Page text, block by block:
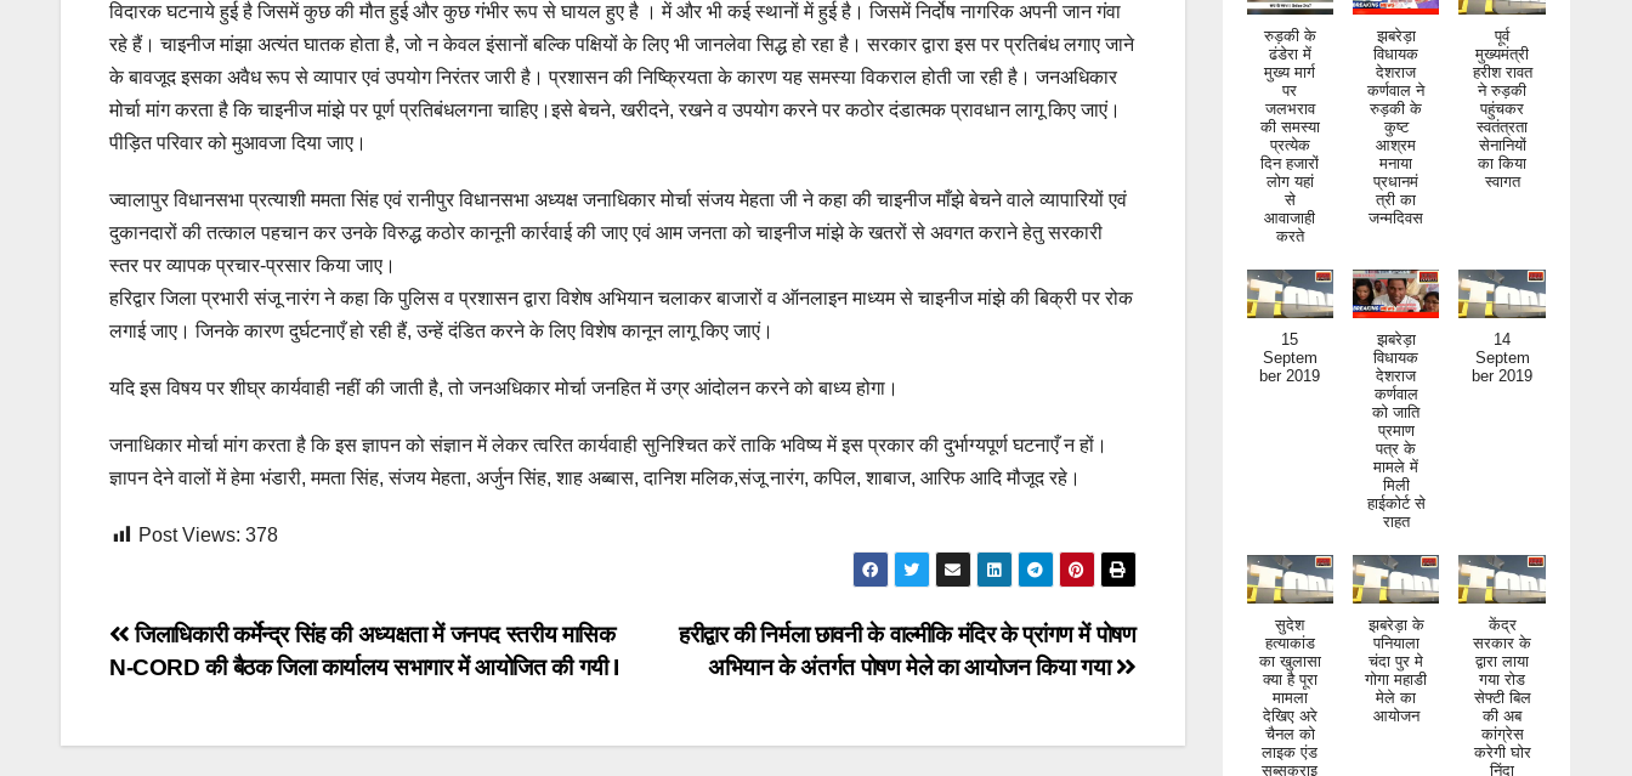
विदारक घटनाये हुई है जिसमें कुछ की मौत हुई और कुछ गंभीर रूप से घायल हुए है । में और भी कई स्थानों में हुई है। जिसमें निर्दोष नागरिक अपनी जान गंवा
रहे हैं। चाइनीज मांझा अत्यंत घातक होता है, जो न केवल इंसानों बल्कि पक्षियों के लिए भी जानलेवा सिद्ध हो रहा है। सरकार द्वारा इस पर प्रतिबंध लगाए जाने
के बावजूद इसका अवैध रूप से व्यापार एवं उपयोग निरंतर जारी है। प्रशासन की निष्क्रियता के कारण यह समस्या विकराल होती जा रही है। जनअधिकार
मोर्चा मांग करता है कि चाइनीज मांझे पर पूर्ण प्रतिबंधलगना चाहिए।इसे बेचने, खरीदने, रखने व उपयोग करने पर कठोर दंडात्मक प्रावधान लागू किए जाएं।
पीड़ित परिवार को मुआवजा दिया जाए।
ज्वालापुर विधानसभा प्रत्याशी ममता सिंह एवं रानीपुर विधानसभा अध्यक्ष जनाधिकार मोर्चा संजय मेहता जी ने कहा की चाइनीज माँझे बेचने वाले व्यापारियों एवं
दुकानदारों की तत्काल पहचान कर उनके विरुद्ध कठोर कानूनी कार्रवाई की जाए एवं आम जनता को चाइनीज मांझे के खतरों से अवगत कराने हेतु सरकारी
स्तर पर व्यापक प्रचार-प्रसार किया जाए।
हरिद्वार जिला प्रभारी संजू नारंग ने कहा कि पुलिस व प्रशासन द्वारा विशेष अभियान चलाकर बाजारों व ऑनलाइन माध्यम से चाइनीज मांझे की बिक्री पर रोक
लगाई जाए। जिनके कारण दुर्घटनाएँ हो रही हैं, उन्हें दंडित करने के लिए विशेष कानून लागू किए जाएं।
यदि इस विषय पर शीघ्र कार्यवाही नहीं की जाती है, तो जनअधिकार मोर्चा जनहित में उग्र आंदोलन करने को बाध्य होगा।
जनाधिकार मोर्चा मांग करता है कि इस ज्ञापन को संज्ञान में लेकर त्वरित कार्यवाही सुनिश्चित करें ताकि भविष्य में इस प्रकार की दुर्भाग्यपूर्ण घटनाएँ न हों।
ज्ञापन देने वालों में हेमा भंडारी, ममता सिंह, संजय मेहता, अर्जुन सिंह, शाह अब्बास, दानिश मलिक,संजू नारंग, कपिल, शाबाज, आरिफ आदि मौजूद रहे।
Post Views: 378
Post
navigation
हरीद्वार की निर्मला छावनी के वाल्मीकि मंदिर के प्रांगण में पोषण
अभियान के अंतर्गत पोषण मेले का आयोजन किया गया
जिलाधिकारी कर्मेन्द्र सिंह की अध्यक्षता में जनपद स्तरीय मासिक
N-CORD की बैठक जिला कार्यालय सभागार में आयोजित की गयी I
रुड़की के
ढंडेरा में
मुख्य मार्ग
पर
जलभराव
की समस्या
प्रत्येक
दिन हजारों
लोग यहां
से
आवाजाही
करते
झबरेड़ा
विधायक
देशराज
कर्णवाल ने
रुड़की के
कुष्ट
आश्रम
मनाया
प्रधानमं
त्री का
जन्मदिवस
पूर्व
मुख्यमंत्री
हरीश रावत
ने रुड़की
पहुंचकर
स्वतंत्रता
सेनानियों
का किया
स्वागत
15
Septem
ber 2019
झबरेड़ा
विधायक
देशराज
कर्णवाल
को जाति
प्रमाण
पत्र के
मामले में
मिली
हाईकोर्ट से
राहत
14
Septem
ber 2019
सुदेश
हत्याकांड
का खुलासा
क्या है पूरा
मामला
देखिए अरे
चैनल को
लाइक एंड
सब्सक्राइ
ब जरूर
झबरेड़ा के
पनियाला
चंदा पुर मे
गोगा महाडी
मेले का
आयोजन
केंद्र
सरकार के
द्वारा लाया
गया रोड
सेफ्टी बिल
की अब
कांग्रेस
करेगी घोर
निंदा